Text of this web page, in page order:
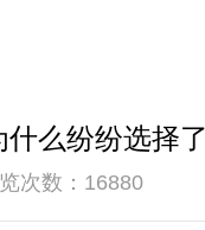
么纷纷选择
次数：16880